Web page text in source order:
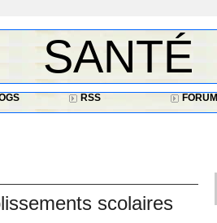
SANTÉ
RSS FORUM
scolaires